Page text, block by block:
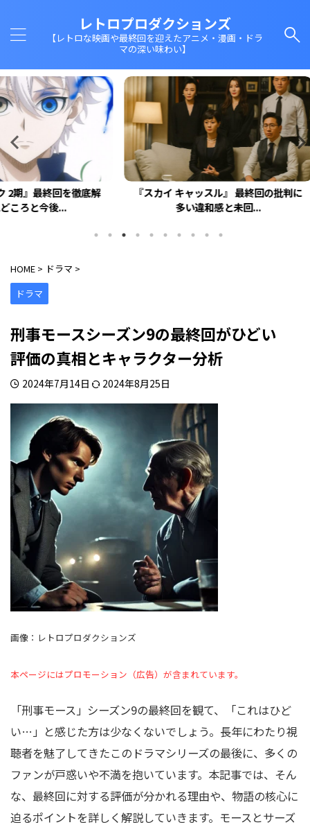
レトロプロダクションズ
【レトロな映画や最終回を迎えたアニメ・漫画・ドラ
マの深い味わい】
徹底解
『スカイ キャッスル』 最終回の批判に
多い違和感と未回...
『ドクタ
HOME > ドラマ >
ドラマ
刑事モースシーズン9の最終回がひどい
評価の真相とキャラクター分析
2024年7月14日 2024年8月25日
画像：レトロプロダクションズ
本ページにはプロモーション（広告）が含まれています。
「刑事モース」シーズン9の最終回を観て、「これはひど
い…」と感じた方は少なくないでしょう。長年にわたり視
聴者を魅了してきたこのドラマシリーズの最後に、多くの
ファンが戸惑いや不満を抱いています。本記事では、そん
な、最終回に対する評価が分かれる理由や、物語の核心に
迫るポイントを詳しく解説していきます。モースとサーズ